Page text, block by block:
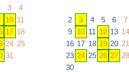
3
4
10 11
17 18
24 25
31
2
3 4 5 6 7
9
10 11 12 13 14
16 17 18 19 20 21
23 24 25 26 27 28
30